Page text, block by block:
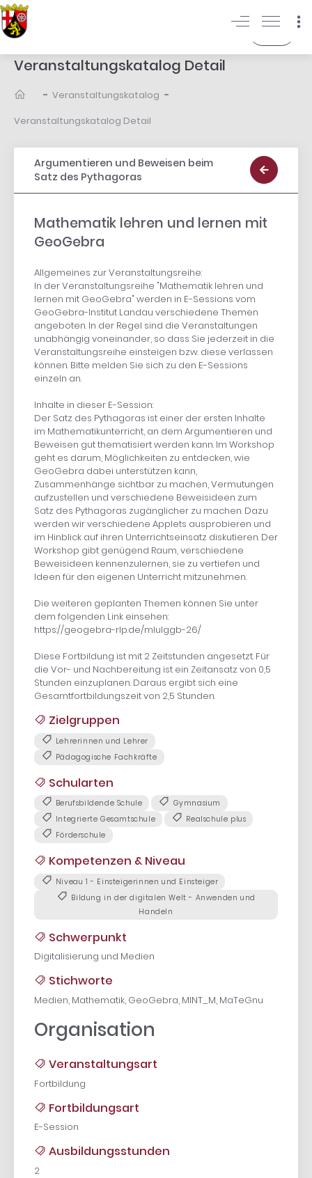
Veranstaltungskatalog Detail
- Veranstaltungskatalog -
Veranstaltungskatalog Detail
Argumentieren und Beweisen beim
Satz des Pythagoras
Mathematik lehren und lernen mit
GeoGebra
Allgemeines zur Veranstaltungsreihe:
In der Veranstaltungsreihe "Mathematik lehren und
lernen mit GeoGebra" werden in E-Sessions vom
GeoGebra-Institut Landau verschiedene Themen
angeboten. In der Regel sind die Veranstaltungen
unabhängig voneinander, so dass Sie jederzeit in die
Veranstaltungsreihe einsteigen bzw. diese verlassen
können. Bitte melden Sie sich zu den E-Sessions
einzeln an.
Inhalte in dieser E-Session:
Der Satz des Pythagoras ist einer der ersten Inhalte
im Mathematikunterricht, an dem Argumentieren und
Beweisen gut thematisiert werden kann. Im Workshop
geht es darum, Möglichkeiten zu entdecken, wie
GeoGebra dabei unterstützen kann,
Zusammenhänge sichtbar zu machen, Vermutungen
aufzustellen und verschiedene Beweisideen zum
Satz des Pythagoras zugänglicher zu machen. Dazu
werden wir verschiedene Applets ausprobieren und
im Hinblick auf ihren Unterrichtseinsatz diskutieren. Der
Workshop gibt genügend Raum, verschiedene
Beweisideen kennenzulernen, sie zu vertiefen und
Ideen für den eigenen Unterricht mitzunehmen.
Die weiteren geplanten Themen können Sie unter
dem folgenden Link einsehen:
https://geogebra-rlp.de/mlulggb-26/
Diese Fortbildung ist mit 2 Zeitstunden angesetzt. Für
die Vor- und Nachbereitung ist ein Zeitansatz von 0,5
Stunden einzuplanen. Daraus ergibt sich eine
Gesamtfortbildungszeit von 2,5 Stunden.
Zielgruppen
Lehrerinnen und Lehrer
Pädagogische Fachkräfte
Schularten
Berufsbildende Schule
Gymnasium
Integrierte Gesamtschule
Realschule plus
Förderschule
Kompetenzen & Niveau
Niveau 1 - Einsteigerinnen und Einsteiger
Bildung in der digitalen Welt - Anwenden und
Handeln
Schwerpunkt
Digitalisierung und Medien
Stichworte
Medien, Mathematik, GeoGebra, MINT_M, MaTeGnu
Organisation
Veranstaltungsart
Fortbildung
Fortbildungsart
E-Session
Ausbildungsstunden
2